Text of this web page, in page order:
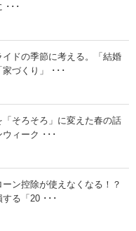
･･･
イドの季節に考える。「結婚
づくり」 ･･･
「そろそろ」に変えた春の話
ィーク ･･･
ーン控除が使えなくなる！？
る「20 ･･･